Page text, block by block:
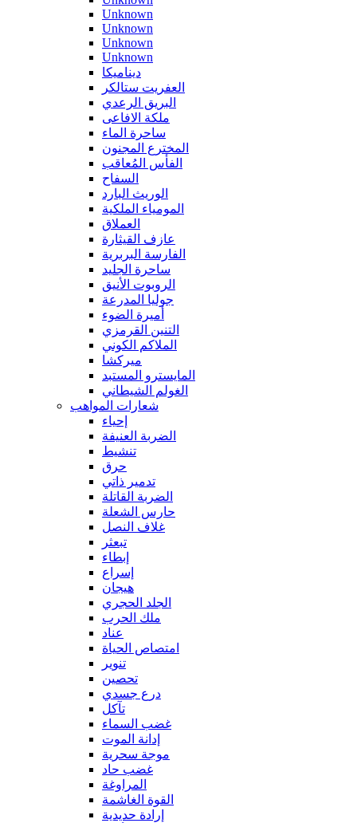
Unknown
Unknown
Unknown
Unknown
ديناميكا
العفريت ستالكر
البريق الرعدي
ملكة الافاعى
ساحرة الماء
المخترع المجنون
الفأس المُعاقب
السفاح
الوريث البارد
المومياء الملكية
العملاق
عازف القيثارة
الفارسة البربرية
ساحرة الجليد
الروبوت الأنيق
جوليا المدرعة
أميرة الضوء
التنين القرمزي
الملاكم الكوني
ميركشا
المايسترو المستبد
الغولم الشيطاني
شعارات المواهب
إحياء
الضربة العنيفة
تنشيط
حرق
تدمير ذاتي
الضربة القاتلة
حارس الشعلة
غلاف النصل
تبعثر
إبطاء
إسراع
هيجان
الجلد الحجري
ملك الحرب
عناد
امتصاص الحياة
تنوير
تحصين
درع جسدي
تآكل
غضب السماء
إدانة الموت
موجة سحرية
غضب حاد
المراوغة
القوة الغاشمة
إرادة حديدية